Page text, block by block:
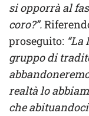
si opporrà al
coro?”.
proseguito:
gruppo di
realtà lo
che